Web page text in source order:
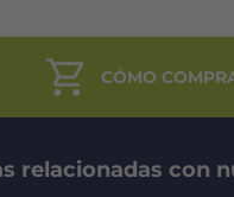
CÓMO
relacionadas con